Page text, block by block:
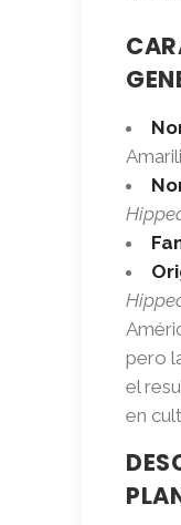
pero
el
en